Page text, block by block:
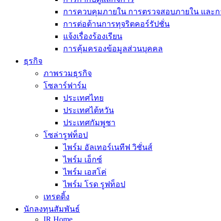
การควบคุมภายใน การตรวจสอบภายใน และก
การต่อต้านการทุจริตคอร์รัปชั่น
แจ้งเรื่องร้องเรียน
การคุ้มครองข้อมูลส่วนบุคคล
ธุรกิจ
ภาพรวมธุรกิจ
โซลาร์ฟาร์ม
ประเทศไทย
ประเทศไต้หวัน
ประเทศกัมพูชา
โซล่ารูฟท็อป
ไพร์ม อัลเทอร์เนทีฟ วิชั่นส์
ไพร์ม เอ็กซ์
ไพร์ม เอสโค่
ไพร์ม โรด รูฟท็อป
เทรดดิ้ง
นักลงทุนสัมพันธ์
IR Home